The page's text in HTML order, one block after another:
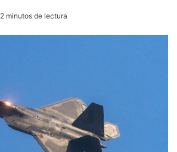
2 minutos de lectura